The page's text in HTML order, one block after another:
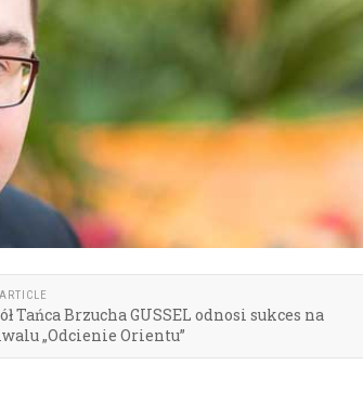
Tańca Brzucha GUSSEL odnosi sukces na
„Odcienie Orientu”